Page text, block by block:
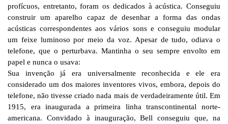
profícuos, entretanto, foram os dedicados à acústica. Conseguiu
construir um aparelho capaz de desenhar a forma das ondas
acústicas correspondentes aos vários sons e conseguiu modular
um feixe luminoso por meio da voz. Apesar de tudo, odiava o
telefone, que o perturbava. Mantinha o seu sempre envolto em
papel e nunca o usava:
Sua invenção já era universalmente reconhecida e ele era
considerado um dos maiores inventores vivos, embora, depois do
telefone, não tivesse criado nada mais de verdadeiramente útil. Em
1915, era inaugurada a primeira linha transcontinental norte-
americana. Convidado à inauguração, Bell conseguiu que, na